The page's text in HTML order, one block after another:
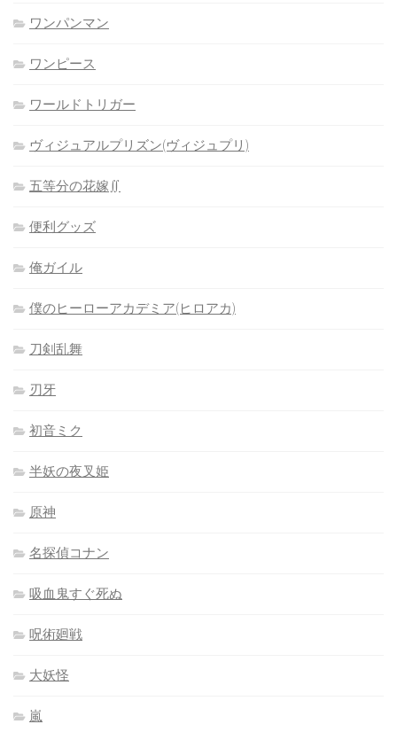
ワンパンマン
ワンピース
ワールドトリガー
ヴィジュアルプリズン(ヴィジュプリ)
五等分の花嫁∬
便利グッズ
俺ガイル
僕のヒーローアカデミア(ヒロアカ)
刀剣乱舞
刃牙
初音ミク
半妖の夜叉姫
原神
名探偵コナン
吸血鬼すぐ死ぬ
呪術廻戦
大妖怪
嵐